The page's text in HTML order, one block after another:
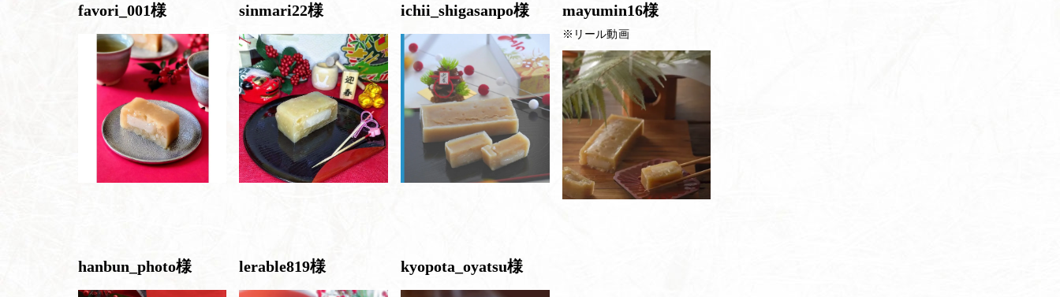
favori_001様 sinmari22様 ichii_shigasanpo様 mayumin16様
※リール動画
hanbun_photo様 lerable819様 kyopota_oyatsu様